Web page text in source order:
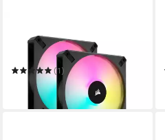
Gehäuselüfter iCUE AF140
RGB ELITE 140-mm-PWM-
Lüfter 2er-Pack
(1)
239,69 €
in 5-6 Werktagen bei dir